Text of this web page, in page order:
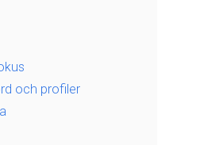
och profiler